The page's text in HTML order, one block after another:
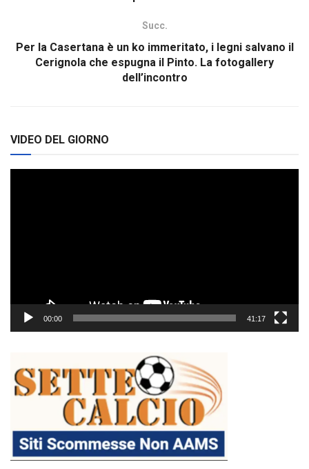
Succ.
Per la Casertana è un ko immeritato, i legni salvano il
Cerignola che espugna il Pinto. La fotogallery
dell’incontro
VIDEO DEL GIORNO
00:00 41:17